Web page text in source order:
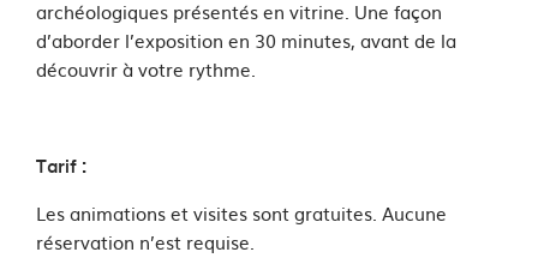
archéologiques présentés en vitrine. Une façon
d’aborder l’exposition en 30 minutes, avant de la
découvrir à votre rythme.
Tarif :
Les animations et visites sont gratuites. Aucune
réservation n’est requise.